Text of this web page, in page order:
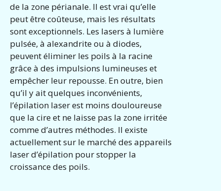
de la zone périanale. Il est vrai qu’elle
peut être coûteuse, mais les résultats
sont exceptionnels. Les lasers à lumière
pulsée, à alexandrite ou à diodes,
peuvent éliminer les poils à la racine
grâce à des impulsions lumineuses et
empêcher leur repousse. En outre, bien
qu’il y ait quelques inconvénients,
l’épilation laser est moins douloureuse
que la cire et ne laisse pas la zone irritée
comme d’autres méthodes. Il existe
actuellement sur le marché des appareils
laser d’épilation pour stopper la
croissance des poils.